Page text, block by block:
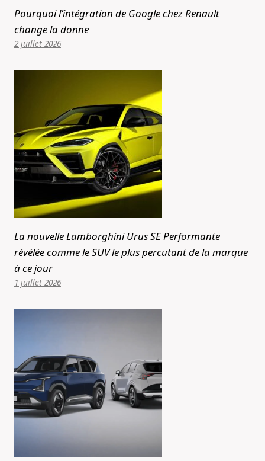
Pourquoi l’intégration de Google chez Renault
change la donne
2 juillet 2026
La nouvelle Lamborghini Urus SE Performante
révélée comme le SUV le plus percutant de la marque
à ce jour
1 juillet 2026